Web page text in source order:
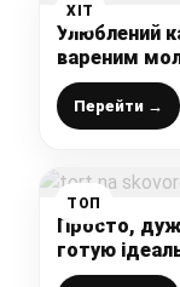
ХІТ
Улюблений
вареним
простим
Перейти →
ТОП
Просто,
готую
кремом на